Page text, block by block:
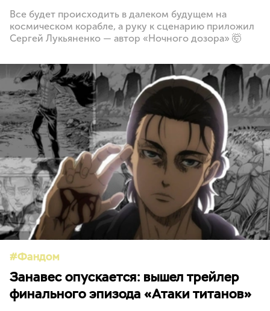
Все будет происходить в далеком будущем на
космическом корабле, а руку к сценарию приложил
Сергей Лукьяненко — автор «Ночного дозора» 🤯
Фандом
Занавес опускается: вышел трейлер
финального эпизода «Атаки титанов»